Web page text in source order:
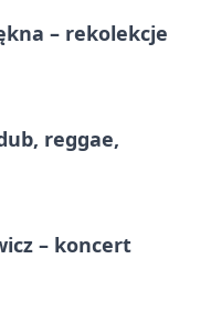
– rekolekcje
reggae,
– koncert